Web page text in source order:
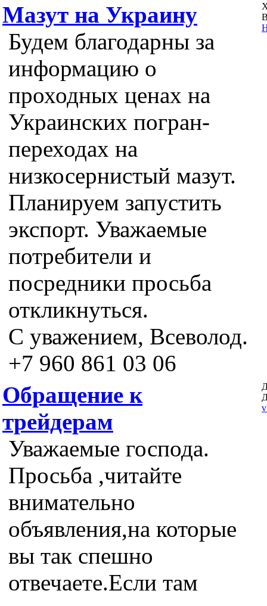
Мазут на Украину
Будем благодарны за
информацию о
проходных ценах на
Украинских погран-
переходах на
низкосернистый мазут.
Планируем запустить
экспорт. Уважаемые
потребители и
посредники просьба
откликнуться.
С уважением, Всеволод.
+7 960 861 03 06
Обращение к
трейдерам
Уважаемые господа.
Просьба ,читайте
внимательно
объявления,на которые
вы так спешно
отвечаете.Если там